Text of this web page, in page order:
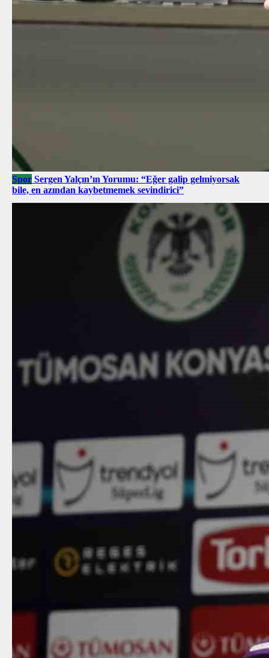
Spor Sergen Yalçın’ın Yorumu: “Eğer galip gelmiyorsak
bile, en azından kaybetmemek sevindirici”